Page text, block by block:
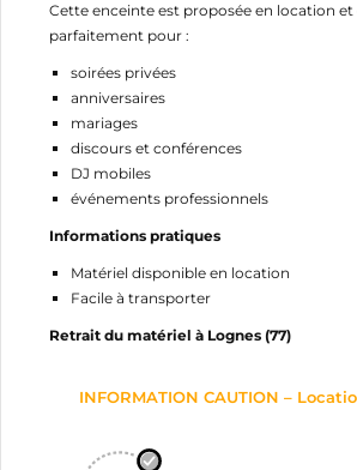
Cette enceinte est proposée en location
parfaitement pour :
soirées privées
anniversaires
mariages
discours et conférences
DJ mobiles
événements professionnels
Informations pratiques
Matériel disponible en location
Facile à transporter
Retrait du matériel à Lognes (77)
INFORMATION CAUTION –
MES LISTES
NOM DE LA LISTE D'ENVIES
Annuler
Vous devez être connecté pour
à votre liste d'envies.
Annuler